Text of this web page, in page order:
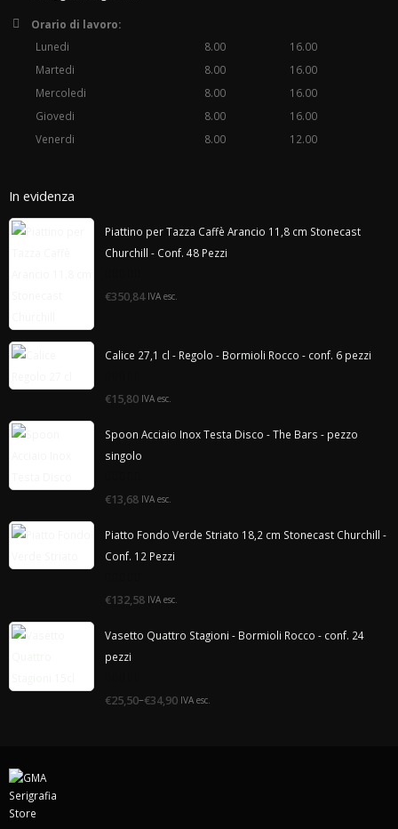
Orario di lavoro:
Lunedi
8.00
16.00
Martedi
8.00
16.00
Mercoledi
8.00
16.00
Giovedi
8.00
16.00
Venerdi
8.00 12.00
In evidenza
Piattino per Tazza Caffè Arancio 11,8 cm Stonecast
Churchill - Conf. 48 Pezzi
di
€350,84 IVA esc.
Calice 27,1 cl - Regolo - Bormioli Rocco - conf. 6 pezzi
0
di
€15,80 IVA esc.
Spoon Acciaio Inox Testa Disco - The Bars - pezzo
singolo
0
di
€13,68 IVA esc.
Piatto Fondo Verde Striato 18,2 cm Stonecast Churchill -
Conf. 12 Pezzi
0
di
€132,58 IVA esc.
Vasetto Quattro Stagioni - Bormioli Rocco - conf. 24
pezzi
0
di
€25,50–€34,90 IVA esc.